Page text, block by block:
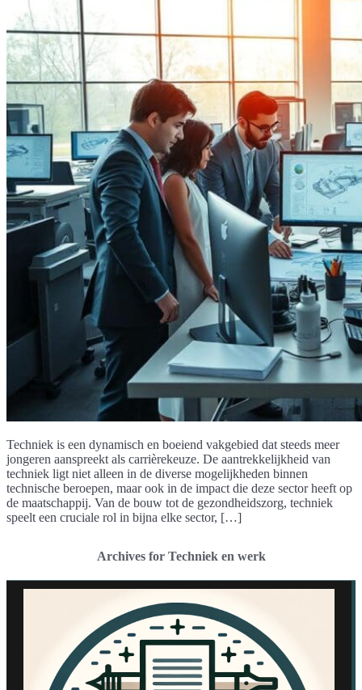
Techniek is een dynamisch en boeiend vakgebied dat steeds meer
jongeren aanspreekt als carrièrekeuze. De aantrekkelijkheid van
techniek ligt niet alleen in de diverse mogelijkheden binnen
technische beroepen, maar ook in de impact die deze sector heeft op
de maatschappij. Van de bouw tot de gezondheidszorg, techniek
speelt een cruciale rol in bijna elke sector, […]
Archives for Techniek en werk